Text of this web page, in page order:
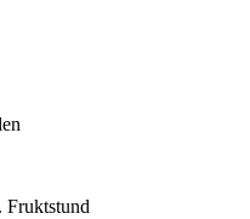
Fruktstund